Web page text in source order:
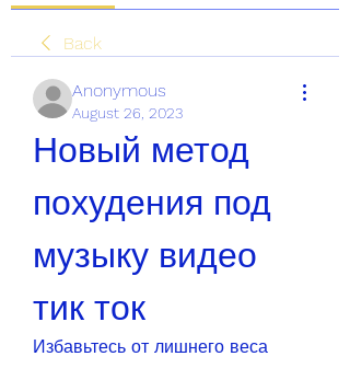
Back
Anonymous
August 26, 2023
Новый метод
похудения под
музыку видео
тик ток
Избавьтесь от лишнего веса